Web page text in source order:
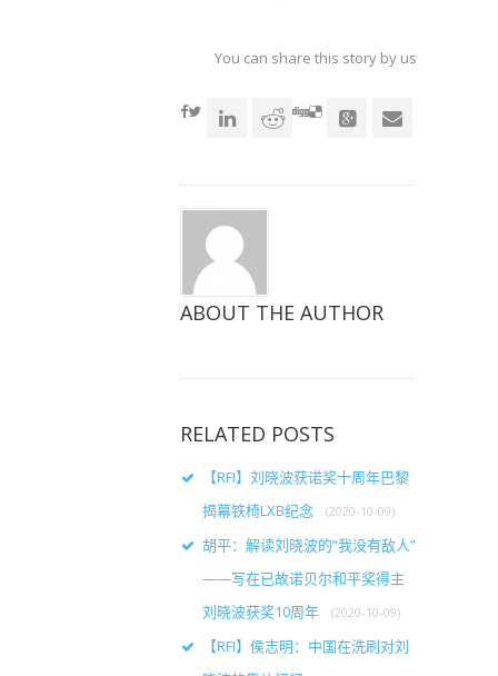
共
享
窗
口
共
享
口
共
享
窗
口
You can share this story by using your
ABOUT THE AUTHOR
RELATED POSTS
【RFI】刘晓波获诺奖十周年巴黎
揭幕铁椅LXB纪念
(2020-10-09)
胡平：解读刘晓波的“我没有敌人”
——写在已故诺贝尔和平奖得主
刘晓波获奖10周年
(2020-10-09)
【RFI】侯志明：中国在洗刷对刘